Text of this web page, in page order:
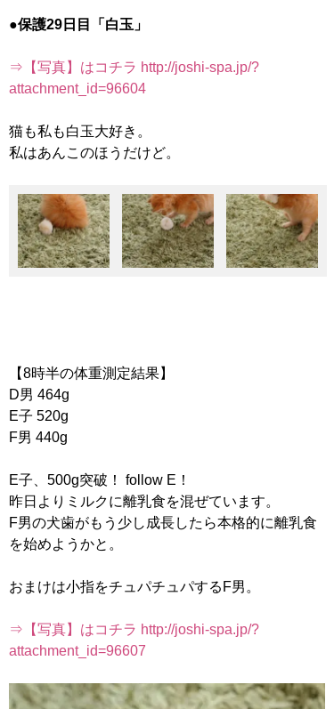
●保護29日目「白玉」
⇒【写真】はコチラ http://joshi-spa.jp/?
attachment_id=96604
猫も私も白玉大好き。
私はあんこのほうだけど。
【8時半の体重測定結果】
D男 464g
E子 520g
F男 440g
E子、500g突破！ follow E！
昨日よりミルクに離乳食を混ぜています。
F男の犬歯がもう少し成長したら本格的に離乳食
を始めようかと。
おまけは小指をチュパチュパするF男。
⇒【写真】はコチラ http://joshi-spa.jp/?
attachment_id=96607